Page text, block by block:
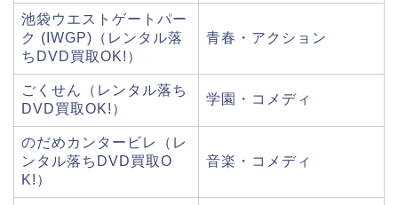
池袋ウエストゲートパー
ク (IWGP)（レンタル落
ちDVD買取OK!）
青春・アクション
ごくせん（レンタル落ち
DVD買取OK!）
学園・コメディ
のだめカンタービレ（レ
ンタル落ちDVD買取O
K!）
音楽・コメディ